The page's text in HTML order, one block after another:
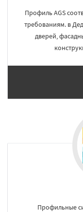
Профиль AGS
требованиям. в
дверей,
Профильные